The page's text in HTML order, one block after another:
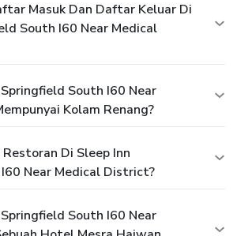
Masuk Dan Daftar Keluar Di
South I60 Near Medical
South I60 Near
Kolam Renang?
Di Sleep Inn
Near Medical District?
South I60 Near